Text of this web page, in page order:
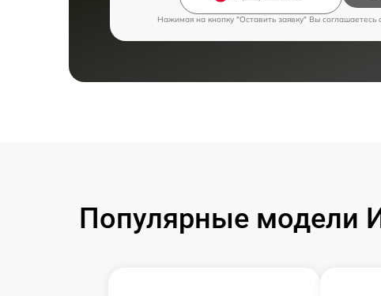
Нажимая на кнопку "Оставить заявку" Вы соглашаетесь
Популярные модели